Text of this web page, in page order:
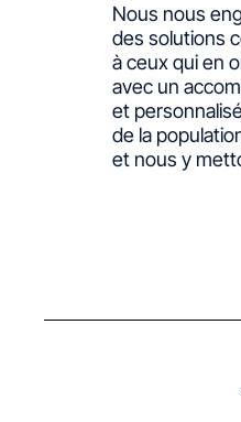
Nous nous
des solutions
à ceux qui en
avec un
et
de la
et nous y